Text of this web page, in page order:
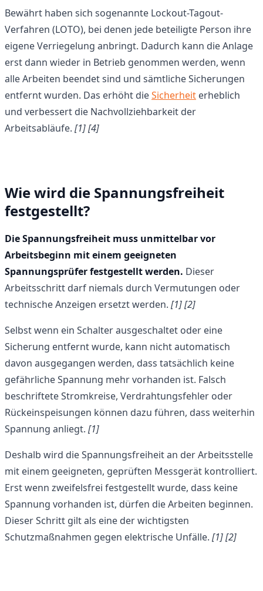
Bewährt haben sich sogenannte Lockout-Tagout-
Verfahren (LOTO), bei denen jede beteiligte Person ihre
eigene Verriegelung anbringt. Dadurch kann die Anlage
erst dann wieder in Betrieb genommen werden, wenn
alle Arbeiten beendet sind und sämtliche Sicherungen
entfernt wurden. Das erhöht dieSicherheit erheblich
und verbessert die Nachvollziehbarkeit der
Arbeitsabläufe. [1][4]
Wie wird die Spannungsfreiheit
festgestellt?
Die Spannungsfreiheit muss unmittelbar vor
Arbeitsbeginn mit einem geeigneten
Spannungsprüfer festgestellt werden. Dieser
Arbeitsschritt darf niemals durch Vermutungen oder
technische Anzeigen ersetzt werden. [1][2]
Selbst wenn ein Schalter ausgeschaltet oder eine
Sicherung entfernt wurde, kann nicht automatisch
davon ausgegangen werden, dass tatsächlich keine
gefährliche Spannung mehr vorhanden ist. Falsch
beschriftete Stromkreise, Verdrahtungsfehler oder
Rückeinspeisungen können dazu führen, dass weiterhin
Spannung anliegt. [1]
Deshalb wird die Spannungsfreiheit an der Arbeitsstelle
mit einem geeigneten, geprüften Messgerät kontrolliert.
Erst wenn zweifelsfrei festgestellt wurde, dass keine
Spannung vorhanden ist, dürfen die Arbeiten beginnen.
Dieser Schritt gilt als eine der wichtigsten
Schutzmaßnahmen gegen elektrische Unfälle. [1] [2]